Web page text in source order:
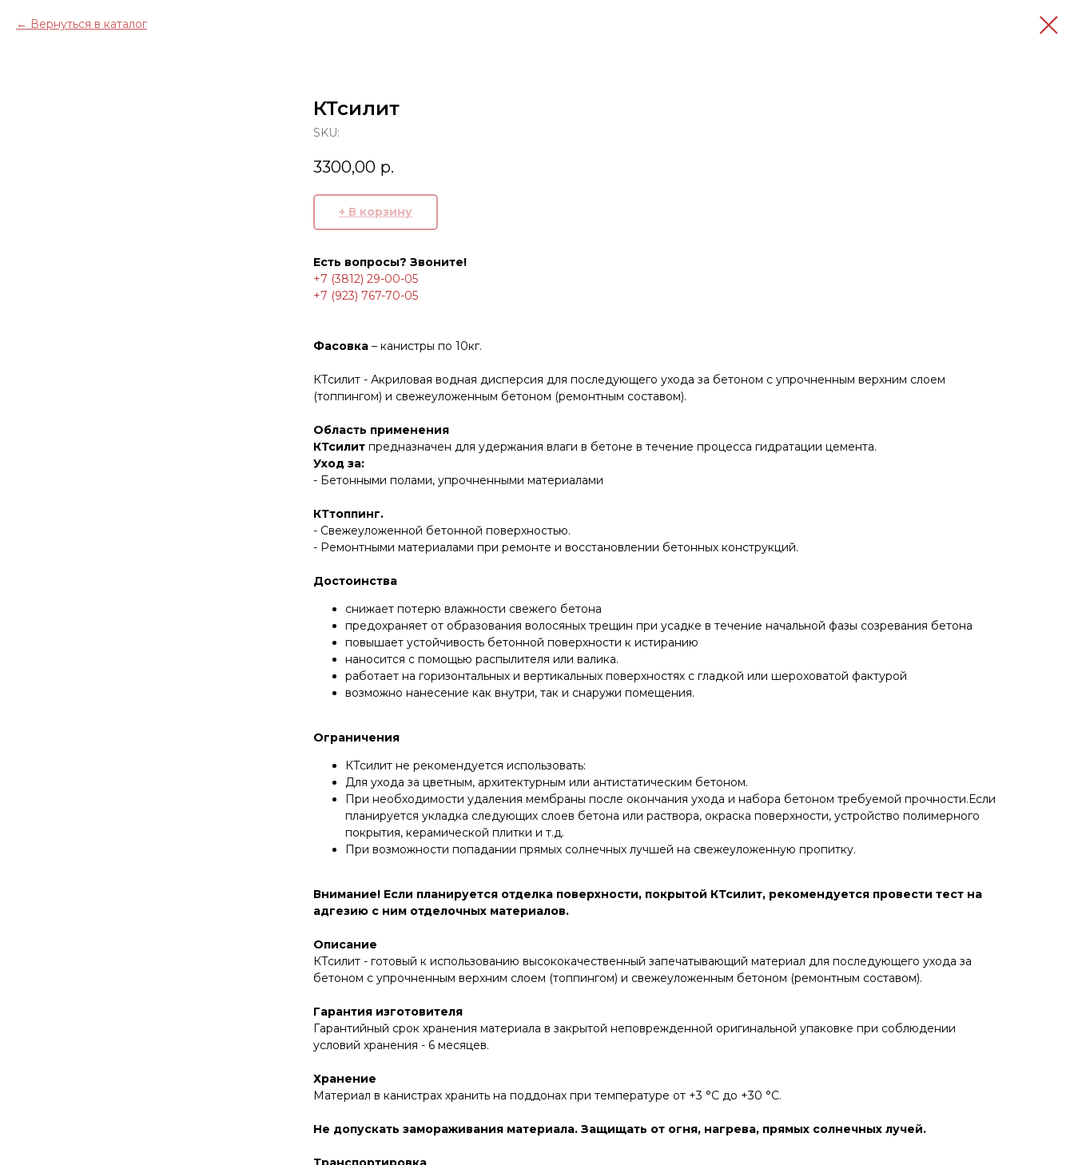
Вернуться в каталог
КТсилит
SKU:
3300,00 р.
+ В корзину
Есть вопросы? Звоните!
+7 (3812) 29-00-05
+7 (923) 767-70-05
Фасовка – канистры по 10кг.
КТсилит - Акриловая водная дисперсия для последующего ухода за бетоном с упрочненным верхним слоем
(топпингом) и свежеуложенным бетоном (ремонтным составом).
Область применения
КТсилит предназначен для удержания влаги в бетоне в течение процесса гидратации цемента.
Уход за:
- Бетонными полами, упрочненными материалами
КТтоппинг.
- Свежеуложенной бетонной поверхностью.
- Ремонтными материалами при ремонте и восстановлении бетонных конструкций.
Достоинства
снижает потерю влажности свежего бетона
предохраняет от образования волосяных трещин при усадке в течение начальной фазы созревания бетона
повышает устойчивость бетонной поверхности к истиранию
наносится с помощью распылителя или валика.
работает на горизонтальных и вертикальных поверхностях с гладкой или шероховатой фактурой
возможно нанесение как внутри, так и снаружи помещения.
Ограничения
КТсилит не рекомендуется использовать:
Для ухода за цветным, архитектурным или антистатическим бетоном.
При необходимости удаления мембраны после окончания ухода и набора бетоном требуемой прочности.Если
планируется укладка следующих слоев бетона или раствора, окраска поверхности, устройство полимерного
покрытия, керамической плитки и т.д.
При возможности попадании прямых солнечных лучшей на свежеуложенную пропитку.
Внимание! Если планируется отделка поверхности, покрытой КТсилит, рекомендуется провести тест на
адгезию с ним отделочных материалов.
Описание
КТсилит - готовый к использованию высококачественный запечатывающий материал для последующего ухода за
бетоном с упрочненным верхним слоем (топпингом) и свежеуложенным бетоном (ремонтным составом).
Гарантия изготовителя
Гарантийный срок хранения материала в закрытой неповрежденной оригинальной упаковке при соблюдении
условий хранения - 6 месяцев.
Хранение
Материал в канистрах хранить на поддонах при температуре от +3 °С до +30 °С.
Не допускать замораживания материала. Защищать от огня, нагрева, прямых солнечных лучей.